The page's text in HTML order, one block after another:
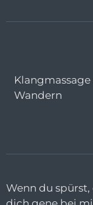
Wandern
Wenn du